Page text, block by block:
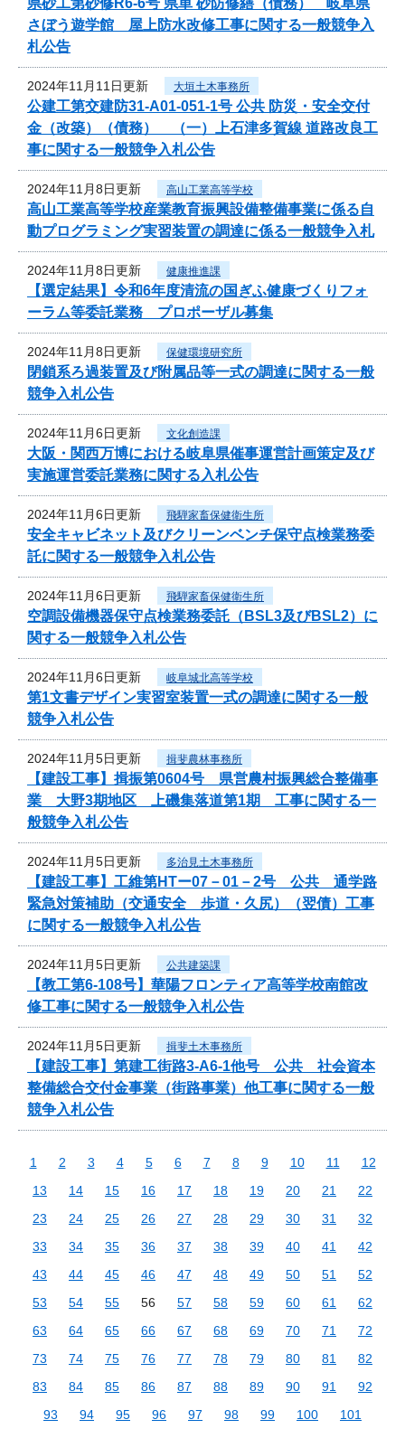
さぼう遊学館 屋上防水改修工事に関する一般競争入
札公告
2024年11月11日更新 大垣土木事務所
公建工第交建防31-A01-051-1号 公共 防災・安全交付
金（改築）（債務） （一）上石津多賀線 道路改良工
事に関する一般競争入札公告
2024年11月8日更新 高山工業高等学校
高山工業高等学校産業教育振興設備整備事業に係る自
動プログラミング実習装置の調達に係る一般競争入札
2024年11月8日更新 健康推進課
【選定結果】令和6年度清流の国ぎふ健康づくりフォ
ーラム等委託業務 プロポーザル募集
2024年11月8日更新 保健環境研究所
閉鎖系ろ過装置及び附属品等一式の調達に関する一般
競争入札公告
2024年11月6日更新 文化創造課
大阪・関西万博における岐阜県催事運営計画策定及び
実施運営委託業務に関する入札公告
2024年11月6日更新 飛騨家畜保健衛生所
安全キャビネット及びクリーンベンチ保守点検業務委
託に関する一般競争入札公告
2024年11月6日更新 飛騨家畜保健衛生所
空調設備機器保守点検業務委託（BSL3及びBSL2）に
関する一般競争入札公告
2024年11月6日更新 岐阜城北高等学校
第1文書デザイン実習室装置一式の調達に関する一般
競争入札公告
2024年11月5日更新 揖斐農林事務所
【建設工事】揖振第0604号 県営農村振興総合整備事
業 大野3期地区 上磯集落道第1期 工事に関する一
般競争入札公告
2024年11月5日更新 多治見土木事務所
【建設工事】工維第HTー07－01－2号 公共 通学路
緊急対策補助（交通安全 歩道・久尻）（翌債）工事
に関する一般競争入札公告
2024年11月5日更新 公共建築課
【教工第6-108号】華陽フロンティア高等学校南館改
修工事に関する一般競争入札公告
2024年11月5日更新 揖斐土木事務所
【建設工事】第建工街路3-A6-1他号 公共 社会資本
整備総合交付金事業（街路事業）他工事に関する一般
競争入札公告
1 2 3 4 5 6 7 8 9 10 11
12
13
14 15 16 17 18 19 20 21
22
23
24 25 26 27 28 29 30 31
32
33
34 35 36 37 38 39 40 41
42
43
44 45 46 47 48 49 50 51
52
53
54 55 56 57 58 59 60 61
62
63
64 65 66 67 68 69 70 71
72
73
74 75 76 77 78 79 80 81
82
83
84 85 86 87 88 89 90 91
92
93
94 95 96 97 98 99 100
101